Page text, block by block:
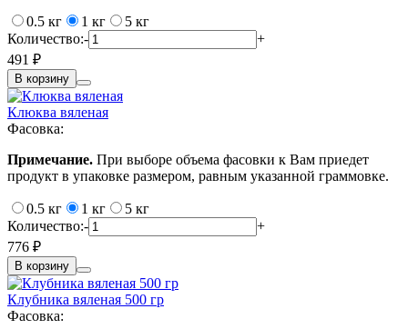
0.5 кг 1 кг
5 кг
Количество:-
+
491 ₽
В корзину
Клюква вяленая
Фасовка:
Примечание. При выборе объема фасовки к Вам приедет
продукт в упаковке размером, равным указанной граммовке.
0.5 кг 1 кг
5 кг
Количество:-
+
776 ₽
В корзину
Клубника вяленая 500 гр
Фасовка: